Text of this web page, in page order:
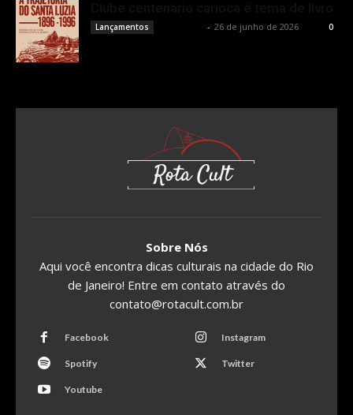
Lançamentos - 26 de junho de 2026 0
Sobre Nós
Aqui você encontra dicas culturais na cidade do Rio
de Janeiro! Entre em contato através do
contato@rotacult.com.br
Facebook Instagram
Spotify Twitter
Youtube